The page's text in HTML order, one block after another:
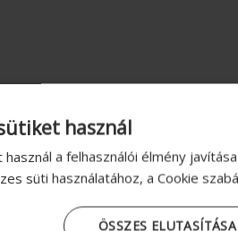
használ
a felhasználói élmény
süti használatához, a Cookie
ÖSSZES ELUTASÍTÁSA